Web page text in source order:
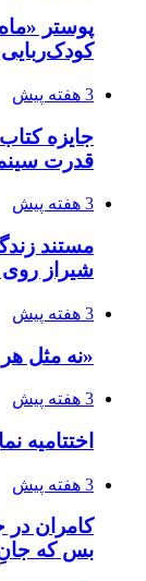
پوستر
3 هفته پیش
جایزه
قدرت
3 هفته پیش
مستند
شیراز
3 هفته پیش
«نه مثل
3 هفته پیش
اختتامیه
3 هفته پیش
کامران در
بس که